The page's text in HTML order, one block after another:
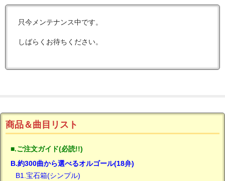
只今メンテナンス中です。
しばらくお待ちください。
商品＆曲目リスト
■.ご注文ガイド(必読!!)
B.約300曲から選べるオルゴール(18弁)
B1.宝石箱(シンプル)